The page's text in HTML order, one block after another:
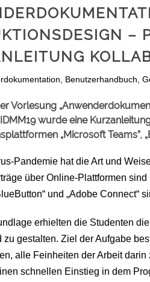
–
Benutzerhandbuch
Vorlesung
wurde eine
„Microsoft Teams”,
Pandemie hat die Art und
über Online-Plattformen
und „Adobe Connect“
erhielten die Studenten
zu gestalten. Ziel der Aufgabe
alle Feinheiten der Arbeit
schnellen Einstieg in dem